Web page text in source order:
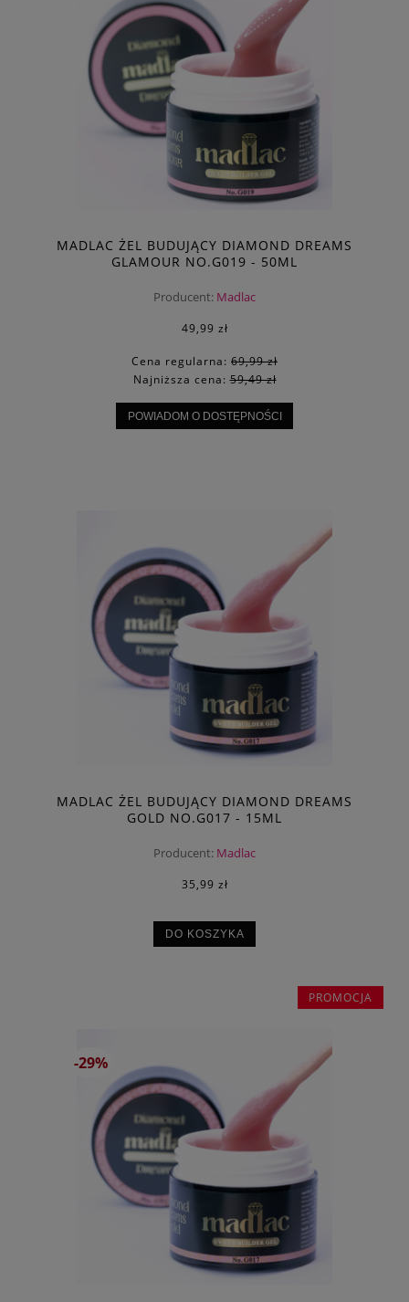
MADLAC ŻEL BUDUJĄCY DIAMOND DREAMS
GLAMOUR NO.G019 - 50ML
Producent: Madlac
49,99 zł
Cena regularna: 69,99 zł
Najniższa cena:59,49 zł
POWIADOM O DOSTĘPNOŚCI
MADLAC ŻEL BUDUJĄCY DIAMOND DREAMS
GOLD NO.G017 - 15ML
Producent: Madlac
35,99 zł
DO KOSZYKA
-29%
PROMOCJA